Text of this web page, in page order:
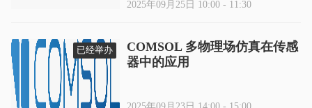
2025年09月25日 10:00 - 11:30
已经举办
COMSOL 多物理场仿真在传感
器中的应用